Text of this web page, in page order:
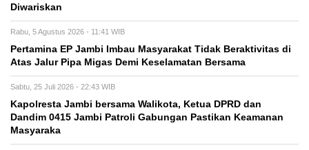
Diwariskan
Rabu, 5 Agustus 2026 - 11:41 WIB
Pertamina EP Jambi Imbau Masyarakat Tidak Beraktivitas di
Atas Jalur Pipa Migas Demi Keselamatan Bersama
Sabtu, 25 Juli 2026 - 22:43 WIB
Kapolresta Jambi bersama Walikota, Ketua DPRD dan
Dandim 0415 Jambi Patroli Gabungan Pastikan Keamanan
Masyaraka